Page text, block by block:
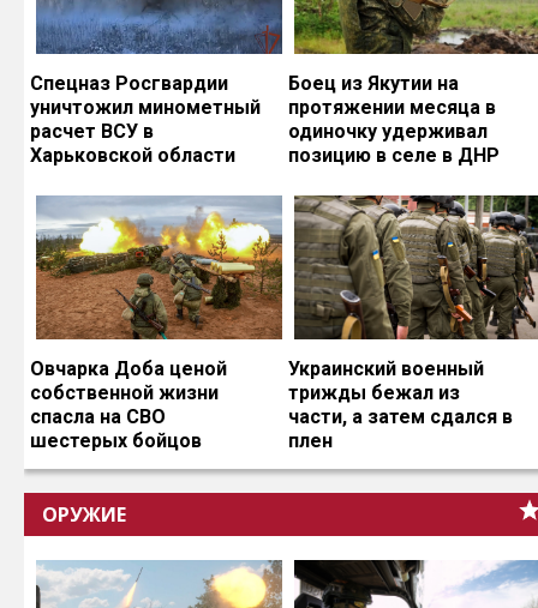
Спецназ Росгвардии
уничтожил минометный
расчет ВСУ в
Харьковской области
Боец из Якутии на
протяжении месяца в
одиночку удерживал
позицию в селе в ДНР
Овчарка Доба ценой
собственной жизни
спасла на СВО
шестерых бойцов
Украинский военный
трижды бежал из
части, а затем сдался в
плен
ОРУЖИЕ